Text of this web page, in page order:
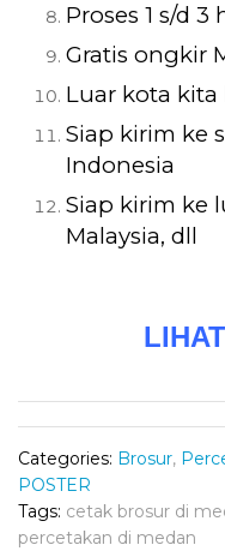
Proses 1 s/d 3
Gratis ongkir
Luar kota
Siap kirim ke
Indonesia
Siap kirim ke
Malaysia, dll
Categories: Brosur,
POSTER
Tags: cetak brosur di
percetakan di medan